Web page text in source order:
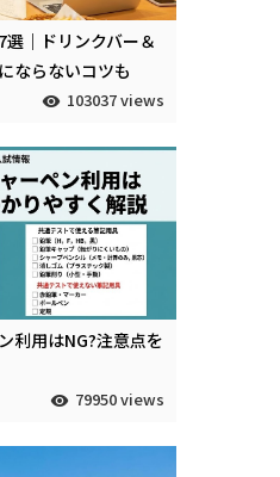
｜ドリンクバー＆
ならないコツも
103037 views
利用はNG?注意点を
79950 views